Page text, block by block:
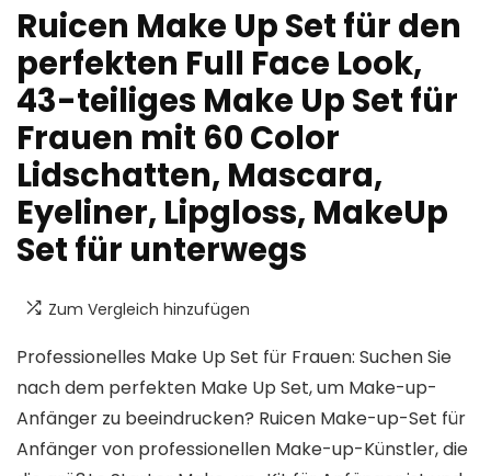
Ruicen Make Up Set für den
perfekten Full Face Look,
43-teiliges Make Up Set für
Frauen mit 60 Color
Lidschatten, Mascara,
Eyeliner, Lipgloss, MakeUp
Set für unterwegs
Zum Vergleich hinzufügen
Professionelles Make Up Set für Frauen: Suchen Sie
nach dem perfekten Make Up Set, um Make-up-
Anfänger zu beeindrucken? Ruicen Make-up-Set für
Anfänger von professionellen Make-up-Künstler, die